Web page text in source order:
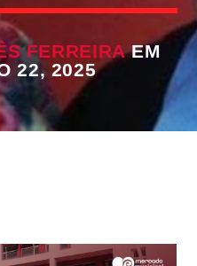
FERREIRAEM
22, 2025